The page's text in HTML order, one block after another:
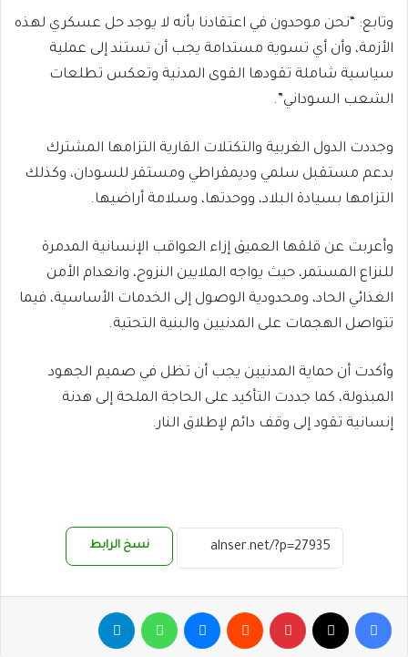
وتابع: “نحن موحدون في اعتقادنا بأنه لا يوجد حل عسكري لهذه
الأزمة، وأن أي تسوية مستدامة يجب أن تستند إلى عملية
سياسية شاملة تقودها القوى المدنية وتعكس تطلعات
الشعب السوداني”.
وجددت الدول الغربية والتكتلات القارية التزامها المشترك
بدعم مستقبل سلمي وديمقراطي ومستقر للسودان، وكذلك
التزامها بسيادة البلاد، ووحدتها، وسلامة أراضيها.
وأعربت عن قلقها العميق إزاء العواقب الإنسانية المدمرة
للنزاع المستمر، حيث يواجه الملايين النزوح، وانعدام الأمن
الغذائي الحاد، ومحدودية الوصول إلى الخدمات الأساسية، فيما
تتواصل الهجمات على المدنيين والبنية التحتية.
وأكدت أن حماية المدنيين يجب أن تظل في صميم الجهود
المبذولة، كما جددت التأكيد على الحاجة الملحة إلى هدنة
إنسانية تقود إلى وقف دائم لإطلاق النار.
نسخ الرابط
فيسبوك بينتيريست ماسنجر واتساب